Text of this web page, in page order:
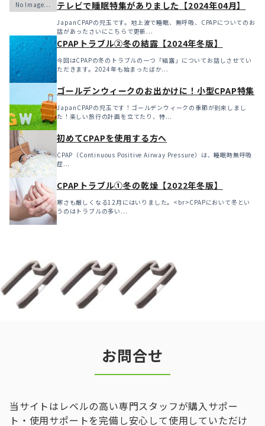
テレビで睡眠特集がありました【2024年04月】
JapanCPAPの児玉です。地上波で睡眠、無呼吸、CPAPについてのお
話があったさいにこちらで更新...
CPAPトラブル②冬の結露【2024年冬版】
今回はCPAPの冬のトラブルの一つ「結露」についてお話しさせてい
ただきます。2024年も始まったばか...
ゴールデンウィークのお出かけに！小型CPAP特集
JapanCPAPの児玉です！ゴールデンウィークの季節が到来しまし
た！楽しい旅行の計画を立てたり、特...
初めてCPAPを使用する方へ
CPAP（Continuous Positive Airway Pressure）は、睡眠時無呼吸
症...
CPAPトラブル①冬の乾燥【2022年冬版】
寒さも厳しくなる12月にはいりました。<br>CPAPにおいて冬とい
うのはトラブルの多い...
お問合せ
当サイトはレベルの高い専門スタッフが購入サポー
ト・使用サポートを完備し安心して使用していただけ